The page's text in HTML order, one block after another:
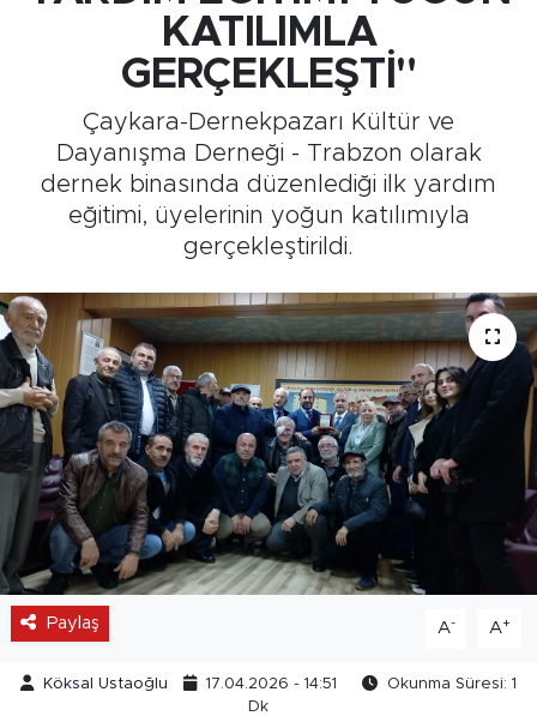
KATILIMLA
GERÇEKLEŞTİ"
Çaykara-Dernekpazarı Kültür ve
Dayanışma Derneği - Trabzon olarak
dernek binasında düzenlediği ilk yardım
eğitimi, üyelerinin yoğun katılımıyla
gerçekleştirildi.
Paylaş A- A+
Köksal Ustaoğlu 17.04.2026 - 14:51
Okunma Süresi: 1
Dk
Siyaset
Teknoloji
Foto Galeri
Köşe Yazarları
Manşet
Ulusal Son Dakika Haberleri